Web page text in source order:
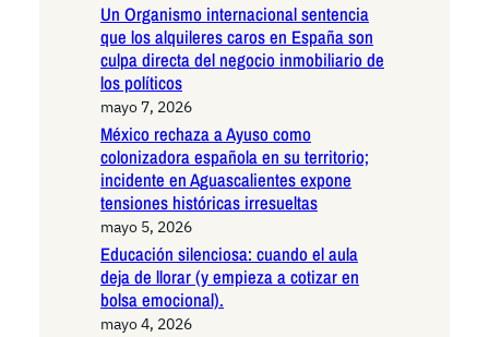
Un Organismo internacional sentencia
que los alquileres caros en España son
culpa directa del negocio inmobiliario de
los políticos
mayo 7, 2026
México rechaza a Ayuso como
colonizadora española en su territorio;
incidente en Aguascalientes expone
tensiones históricas irresueltas
mayo 5, 2026
Educación silenciosa: cuando el aula
deja de llorar (y empieza a cotizar en
bolsa emocional).
mayo 4, 2026